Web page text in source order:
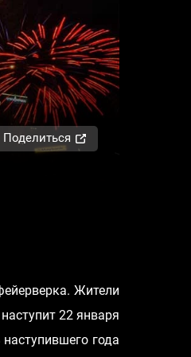
Поделиться
Жители
22 января
года